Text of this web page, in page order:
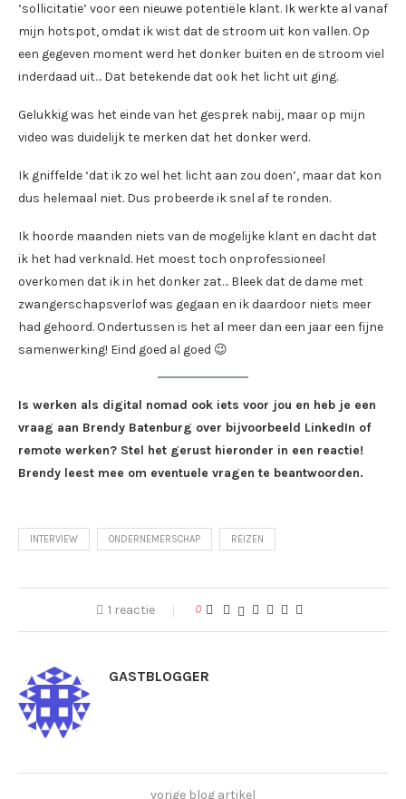
‘sollicitatie’ voor een nieuwe potentiële klant. Ik werkte al vanaf
mijn hotspot, omdat ik wist dat de stroom uit kon vallen. Op
een gegeven moment werd het donker buiten en de stroom viel
inderdaad uit… Dat betekende dat ook het licht uit ging.
Gelukkig was het einde van het gesprek nabij, maar op mijn
video was duidelijk te merken dat het donker werd.
Ik gniffelde ‘dat ik zo wel het licht aan zou doen’, maar dat kon
dus helemaal niet. Dus probeerde ik snel af te ronden.
Ik hoorde maanden niets van de mogelijke klant en dacht dat
ik het had verknald. Het moest toch onprofessioneel
overkomen dat ik in het donker zat… Bleek dat de dame met
zwangerschapsverlof was gegaan en ik daardoor niets meer
had gehoord. Ondertussen is het al meer dan een jaar een fijne
samenwerking! Eind goed al goed 😉
Is werken als digital nomad ook iets voor jou en heb je een
vraag aan Brendy Batenburg over bijvoorbeeld LinkedIn of
remote werken? Stel het gerust hieronder in een reactie!
Brendy leest mee om eventuele vragen te beantwoorden.
INTERVIEW ONDERNEMERSCHAP REIZEN
1 reactie 0
GASTBLOGGER
vorige blog artikel